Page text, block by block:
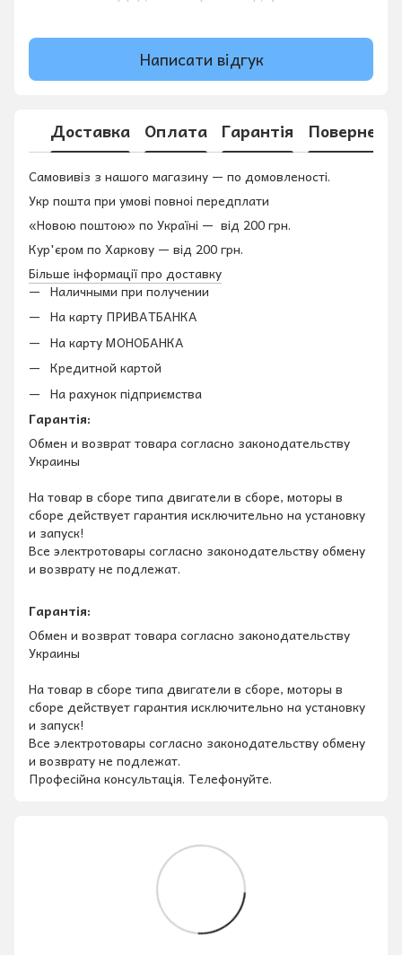
Написати відгук
Доставка Оплата Гарантія
Самовивіз з нашого магазину — по домовленості.
Укр пошта при умові повноі передплати
«Новою поштою» по Україні — від 200 грн.
Кур'єром по Харкову — від 200 грн.
Більше інформації про доставку
Наличными при получении
На карту ПРИВАТБАНКА
На карту МОНОБАНКА
Кредитной картой
На рахунок підприємства
Гарантія:
Обмен и возврат товара согласно законодательству
Украины
На товар в сборе типа двигатели в сборе, моторы в
сборе действует гарантия исключительно на установку
и запуск!
Все электротовары согласно законодательству обмену
и возврату не подлежат.
Гарантія:
Обмен и возврат товара согласно законодательству
Украины
На товар в сборе типа двигатели в сборе, моторы в
сборе действует гарантия исключительно на установку
и запуск!
Все электротовары согласно законодательству обмену
и возврату не подлежат.
Професійна консультація. Телефонуйте.